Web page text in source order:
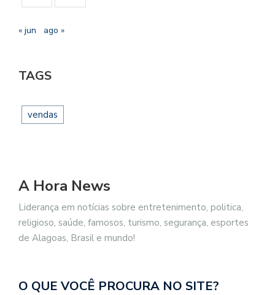
« jun ago »
TAGS
vendas
A Hora News
Liderança em notícias sobre entretenimento, politica,
religioso, saúde, famosos, turismo, segurança, esportes
de Alagoas, Brasil e mundo!
O QUE VOCÊ PROCURA NO SITE?